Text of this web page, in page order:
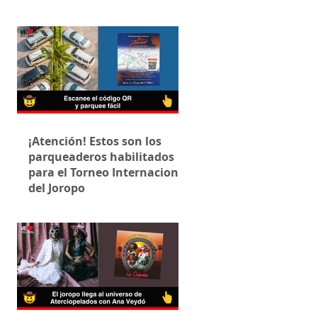
¡Atención! Estos son los
parqueaderos habilitados
para el Torneo Internacional
del Joropo